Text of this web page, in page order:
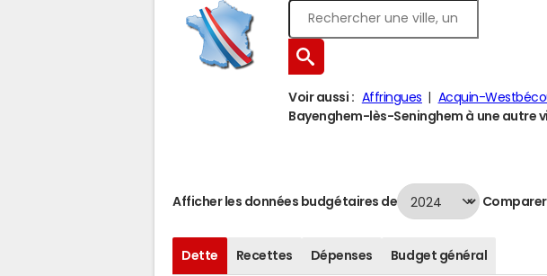
Voir aussi : Affringues Acquin-
Bayenghem-lès-Seninghem à une autre
Afficher les données budgétaires de
Dette Recettes Dépenses Budget général